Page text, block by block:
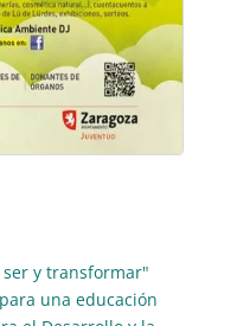
y transformar"
una educación